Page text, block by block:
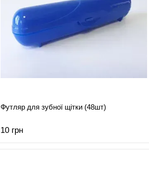
Футляр для зубної щітки (48шт)
10 грн